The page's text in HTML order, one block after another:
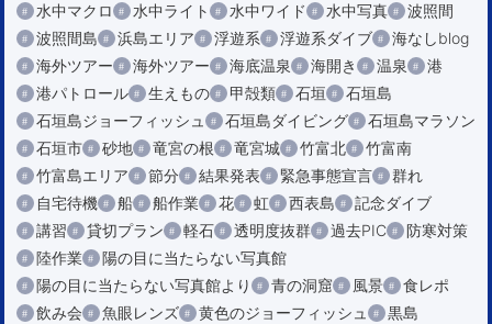
水中マクロ
水中ライト 水中ワイド 水中写真
波照間
波照間島
浜島エリア 浮遊系 浮遊系ダイブ
海なしblog
海外ツアー
海外ツアー 海底温泉 海開き 温泉
港
港パトロール
生えもの 甲殻類 石垣
石垣島
石垣島ジョーフィッシュ
石垣島ダイビング
石垣島マラソン
石垣市
砂地 竜宮の根 竜宮城 竹富北
竹富南
竹富島エリア
節分 結果発表 緊急事態宣言
群れ
自宅待機
船 船作業 花 虹 西表島
記念ダイブ
講習
貸切プラン 軽石 透明度抜群 過去PIC
防寒対策
陸作業
陽の目に当たらない写真館
陽の目に当たらない写真館より
青の洞窟 風景
食レポ
飲み会
魚眼レンズ 黄色のジョーフィッシュ
黒島